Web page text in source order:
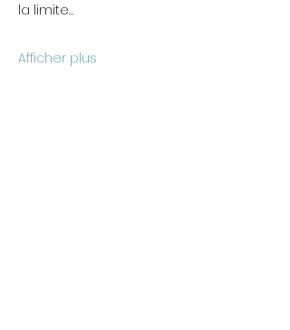
la limite…
Afficher plus